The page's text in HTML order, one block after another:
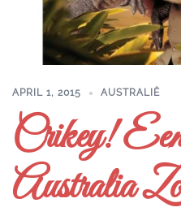
APRIL 1, 2015 AUSTRALIË
Crikey!
Australia